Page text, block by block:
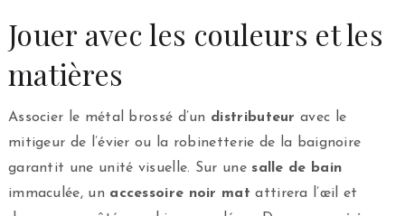
Jouer avec les couleurs et les
matières
Associer le métal brossé d’un distributeur avec le
mitigeur de l’évier ou la robinetterie de la baignoire
garantit une unité visuelle. Sur une salle de bain
immaculée, un accessoire noir mat attirera l’œil et